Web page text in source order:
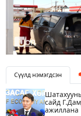
Сүүлд нэмэгдсэн
сайд
ажиллана